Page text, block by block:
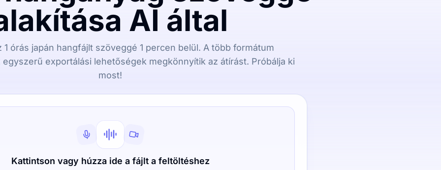
AI által
1 órás japán hangfájlt szöveggé 1 percen belül. A több formátum
egyszerű exportálási lehetőségek megkönnyítik az átírást. Próbálja ki
most!
Kattintson vagy húzza ide a fájlt a feltöltéshez